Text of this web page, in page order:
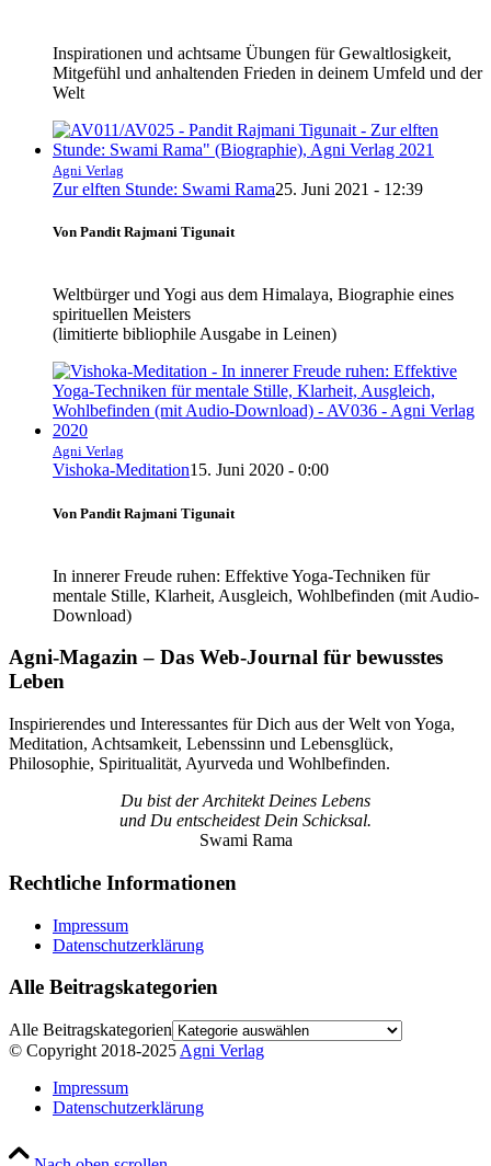
Inspirationen und achtsame Übungen für Gewaltlosigkeit,
Mitgefühl und anhaltenden Frieden in deinem Umfeld und der
Welt
Agni Verlag
Zur elften Stunde: Swami Rama25. Juni 2021 - 12:39
Von Pandit Rajmani Tigunait
Weltbürger und Yogi aus dem Himalaya, Biographie eines
spirituellen Meisters
(limitierte bibliophile Ausgabe in Leinen)
Agni Verlag
Vishoka-Meditation15. Juni 2020 - 0:00
Von Pandit Rajmani Tigunait
In innerer Freude ruhen: Effektive Yoga-Techniken für
mentale Stille, Klarheit, Ausgleich, Wohlbefinden (mit Audio-
Download)
Agni-Magazin – Das Web-Journal für bewusstes
Leben
Inspirierendes und Interessantes für Dich aus der Welt von Yoga,
Meditation, Achtsamkeit, Lebenssinn und Lebensglück,
Philosophie, Spiritualität, Ayurveda und Wohlbefinden.
Du bist der Architekt Deines Lebens
und Du entscheidest Dein Schicksal.
Swami Rama
Rechtliche Informationen
Impressum
Datenschutzerklärung
Alle Beitragskategorien
Alle Beitragskategorien
© Copyright 2018-2025 Agni Verlag
Impressum
Datenschutzerklärung